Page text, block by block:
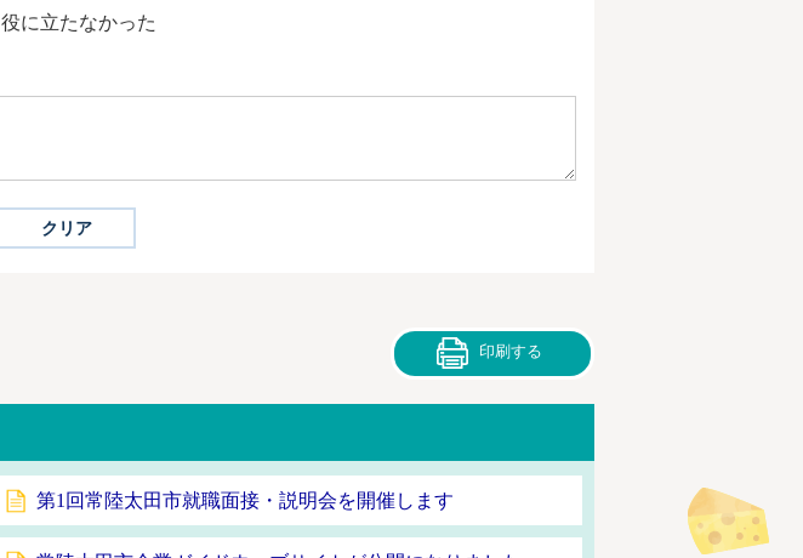
役に立たなかった
印刷する
第1回常陸太田市就職面接・説明会を開催します